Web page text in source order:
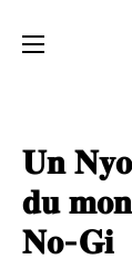
𝐔𝐧
𝐝𝐮
𝐍𝐨-𝐆𝐢